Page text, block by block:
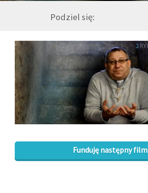
DRUŻYNA
WESPRZYJ NAS
PARTNERZY
NEWSLETTER
Podziel się:
Funduję następny film